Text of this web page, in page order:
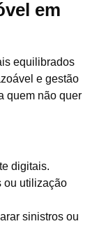
em
equilibrados
e gestão
quem não quer
digitais.
ou utilização
sinistros ou